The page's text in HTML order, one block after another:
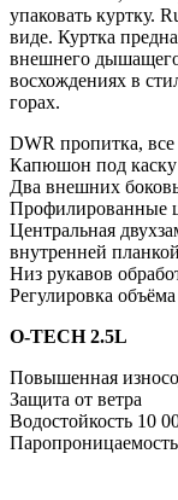
упаковать куртку.
виде. Куртка
внешнего
восхождениях в
горах.
DWR пропитка,
Капюшон под каску
Два внешних
Профилированные
Центральная
внутренней
Низ рукавов
Регулировка
O-TECH 2.5L
Повышенная
Защита от ветра
Водостойкость 10